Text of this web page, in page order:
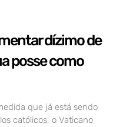
dízimo de
posse como
que já está sendo
católicos, o Vaticano